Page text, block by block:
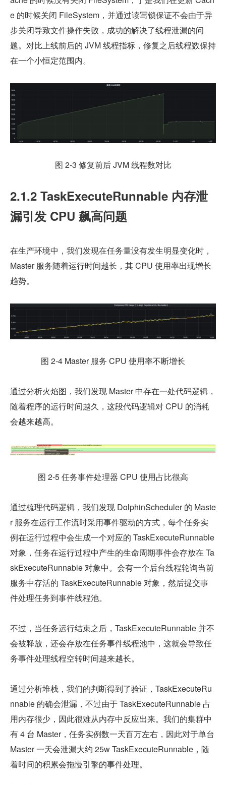
e 的时候关闭 FileSystem，并通过读写锁保证不会由于异
步关闭导致文件操作失败，成功的解决了线程泄漏的问
题。对比上线前后的 JVM 线程指标，修复之后线程数保持
在一个小恒定范围内。
图 2-3 修复前后 JVM 线程数对比
2.1.2 TaskExecuteRunnable 内存泄
漏引发 CPU 飙高问题
在生产环境中，我们发现在任务量没有发生明显变化时，
Master 服务随着运行时间越长，其 CPU 使用率出现增长
趋势。
图 2-4 Master 服务 CPU 使用率不断增长
通过分析火焰图，我们发现 Master 中存在一处代码逻辑，
随着程序的运行时间越久，这段代码逻辑对 CPU 的消耗
会越来越高。
图 2-5 任务事件处理器 CPU 使用占比很高
通过梳理代码逻辑，我们发现 DolphinScheduler 的 Maste
r 服务在运行工作流时采用事件驱动的方式，每个任务实
例在运行过程中会生成一个对应的 TaskExecuteRunnable
对象，任务在运行过程中产生的生命周期事件会存放在 Ta
skExecuteRunnable 对象中。会有一个后台线程轮询当前
服务中存活的 TaskExecuteRunnable 对象，然后提交事
件处理任务到事件线程池。
不过，当任务运行结束之后，TaskExecuteRunnable 并不
会被释放，还会存放在任务事件线程池中，这就会导致任
务事件处理线程空转时间越来越长。
通过分析堆栈，我们的判断得到了验证，TaskExecuteRu
nnable 的确会泄漏，不过由于 TaskExecuteRunnable 占
用内存很少，因此很难从内存中反应出来。我们的集群中
有 4 台 Master，任务实例数一天百万左右，因此对于单台
Master 一天会泄漏大约 25w TaskExecuteRunnable，随
着时间的积累会拖慢引擎的事件处理。